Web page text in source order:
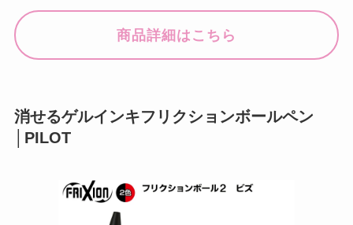
商品詳細はこちら
消せるゲルインキフリクションボールペン
│PILOT